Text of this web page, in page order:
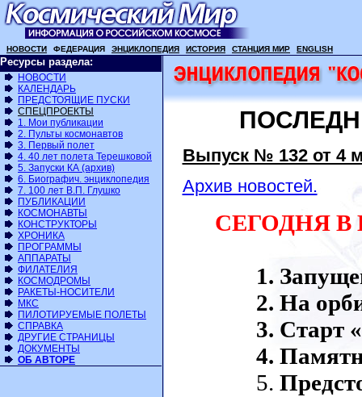
НОВОСТИ ФЕДЕРАЦИЯ ЭНЦИКЛОПЕДИЯ ИСТОРИЯ СТАНЦИЯ МИР ENGLISH
Ресурсы раздела:
НОВОСТИ
КАЛЕНДАРЬ
ПРЕДСТОЯЩИЕ ПУСКИ
СПЕЦПРОЕКТЫ
1. Мои публикации
2. Пульты космонавтов
3. Первый полет
4. 40 лет полета Терешковой
5. Запуски КА (архив)
6. Биографич. энциклопедия
7. 100 лет В.П. Глушко
ПУБЛИКАЦИИ
КОСМОНАВТЫ
КОНСТРУКТОРЫ
ХРОНИКА
ПРОГРАММЫ
АППАРАТЫ
ФИЛАТЕЛИЯ
КОСМОДРОМЫ
РАКЕТЫ-НОСИТЕЛИ
МКС
ПИЛОТИРУЕМЫЕ ПОЛЕТЫ
СПРАВКА
ДРУГИЕ СТРАНИЦЫ
ДОКУМЕНТЫ
ОБ АВТОРЕ
Выпуск № 132 от 4
Архив новостей.
СЕГОДНЯ
На
Старт